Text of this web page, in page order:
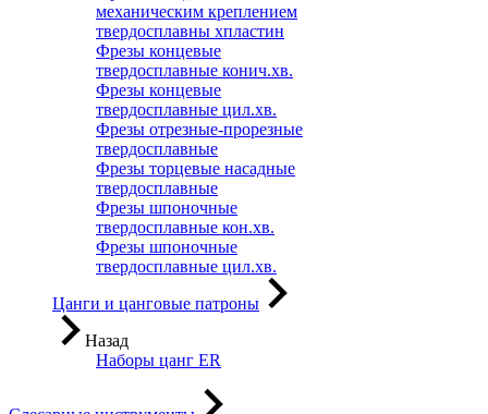
механическим креплением
твердосплавны хпластин
Фрезы концевые
твердосплавные конич.хв.
Фрезы концевые
твердосплавные цил.хв.
Фрезы отрезные-прорезные
твердосплавные
Фрезы торцевые насадные
твердосплавные
Фрезы шпоночные
твердосплавные кон.хв.
Фрезы шпоночные
твердосплавные цил.хв.
Цанги и цанговые патроны
Назад
Наборы цанг ER